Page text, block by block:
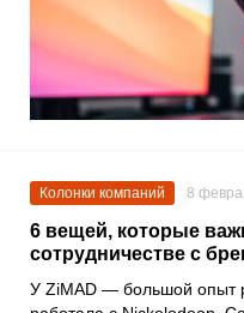
Колонки компаний 8
6 вещей, которые
сотрудничестве с
У ZiMAD — большой опыт